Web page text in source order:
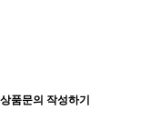
상품문의 작성하기